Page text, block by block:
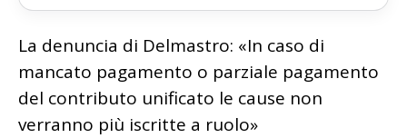
La denuncia di Delmastro: «In caso di
mancato pagamento o parziale pagamento
del contributo unificato le cause non
verranno più iscritte a ruolo»